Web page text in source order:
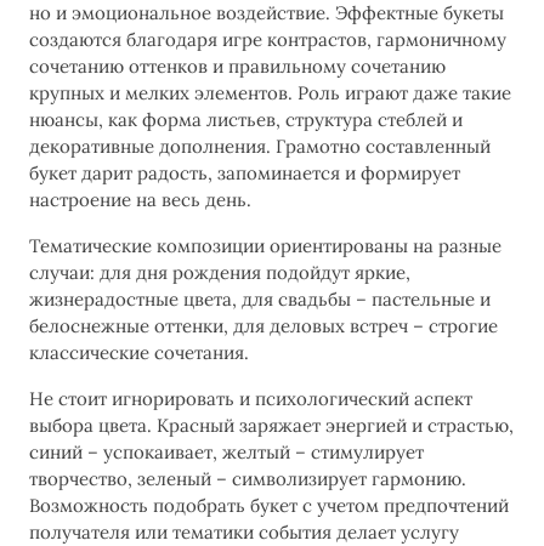
но и эмоциональное воздействие. Эффектные букеты
создаются благодаря игре контрастов, гармоничному
сочетанию оттенков и правильному сочетанию
крупных и мелких элементов. Роль играют даже такие
нюансы, как форма листьев, структура стеблей и
декоративные дополнения. Грамотно составленный
букет дарит радость, запоминается и формирует
настроение на весь день.
Тематические композиции ориентированы на разные
случаи: для дня рождения подойдут яркие,
жизнерадостные цвета, для свадьбы – пастельные и
белоснежные оттенки, для деловых встреч – строгие
классические сочетания.
Не стоит игнорировать и психологический аспект
выбора цвета. Красный заряжает энергией и страстью,
синий – успокаивает, желтый – стимулирует
творчество, зеленый – символизирует гармонию.
Возможность подобрать букет с учетом предпочтений
получателя или тематики события делает услугу